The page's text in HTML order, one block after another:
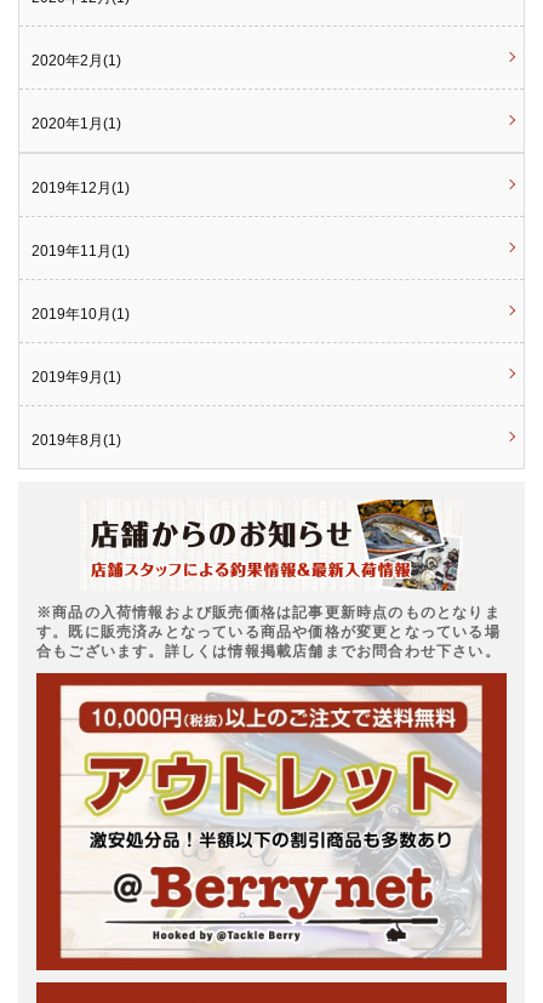
2020年2月(1)
2020年1月(1)
2019年12月(1)
2019年11月(1)
2019年10月(1)
2019年9月(1)
2019年8月(1)
※商品の入荷情報および販売価格は記事更新時点のものとなりま
す。既に販売済みとなっている商品や価格が変更となっている場
合もございます。詳しくは情報掲載店舗までお問合わせ下さい。